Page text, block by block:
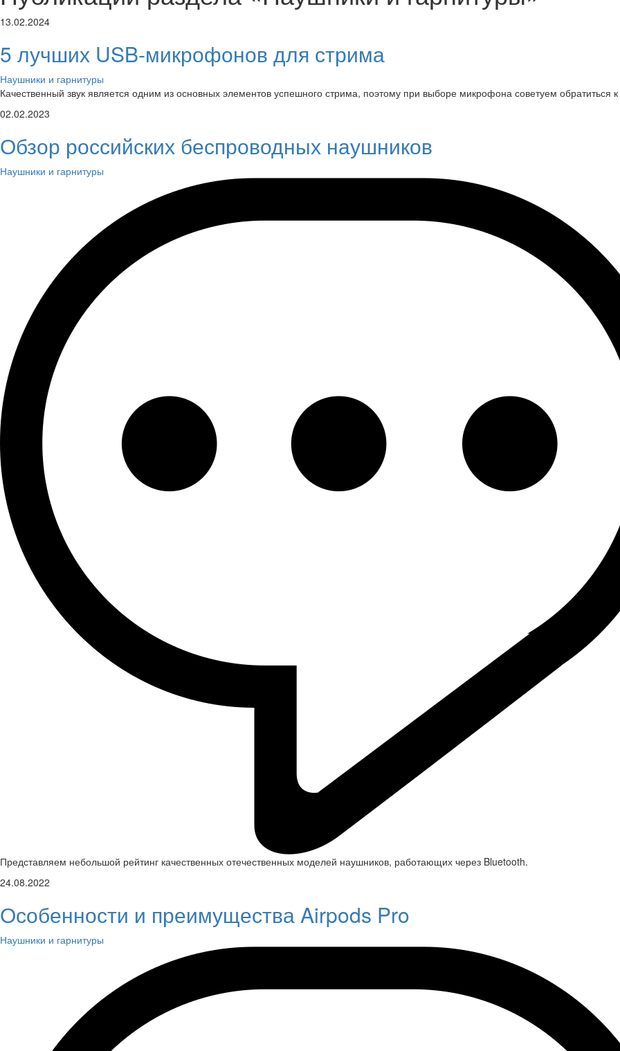
13.02.2024
5 лучших USB-микрофонов для стрима
Наушники и гарнитуры
Качественный звук является одним из основных элементов успешного стрима, поэтому при выборе микрофона советуем обратиться
02.02.2023
Обзор российских беспроводных наушников
Наушники и гарнитуры
Представляем небольшой рейтинг качественных отечественных моделей наушников, работающих через Bluetooth.
24.08.2022
Особенности и преимущества Airpods Pro
Наушники и гарнитуры